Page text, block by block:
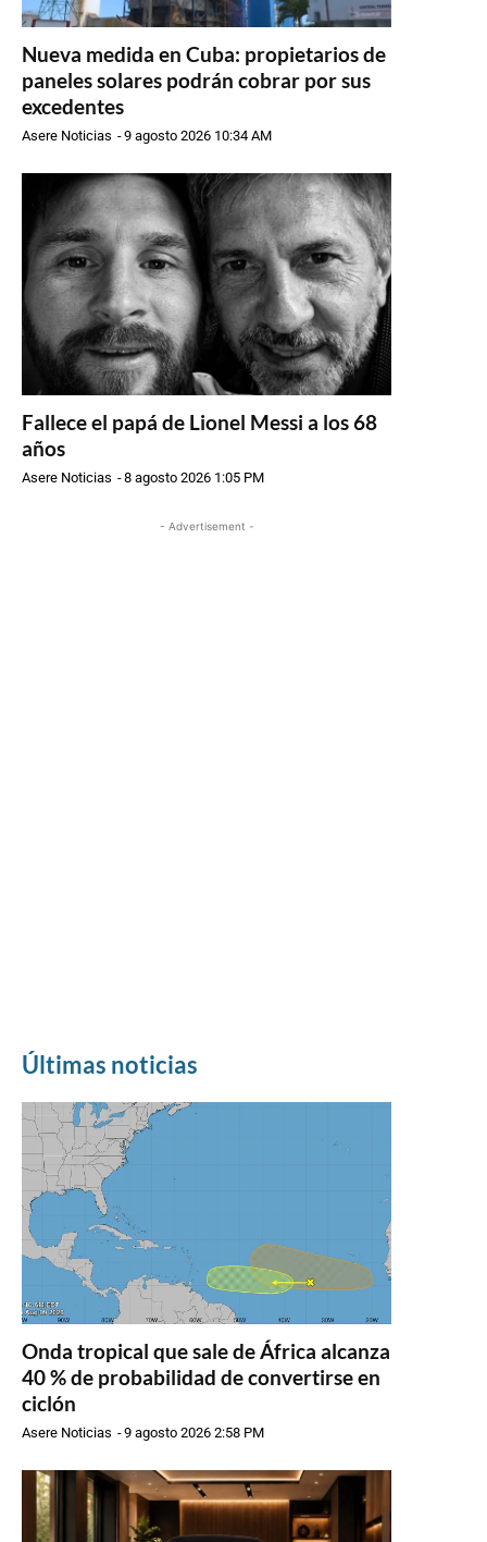
Nueva medida en Cuba: propietarios de
paneles solares podrán cobrar por sus
excedentes
Asere Noticias -9 agosto 2026 10:34 AM
Fallece el papá de Lionel Messi a los 68
años
Asere Noticias -8 agosto 2026 1:05 PM
- Advertisement -
Últimas noticias
Onda tropical que sale de África alcanza
40 % de probabilidad de convertirse en
ciclón
Asere Noticias -9 agosto 2026 2:58 PM